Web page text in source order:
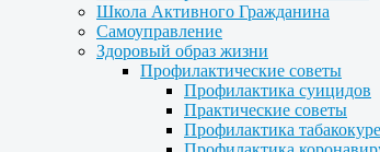
Школа Активного Гражданина
Самоуправление
Здоровый образ жизни
Профилактические советы
Профилактика суицидов
Практические советы
Профилактика